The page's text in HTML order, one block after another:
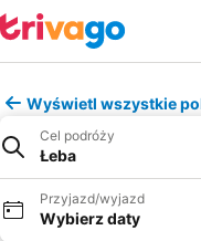
Wyświetl wszystkie
Cel podróży
Łeba
Przyjazd/wyjazd
Wybierz daty